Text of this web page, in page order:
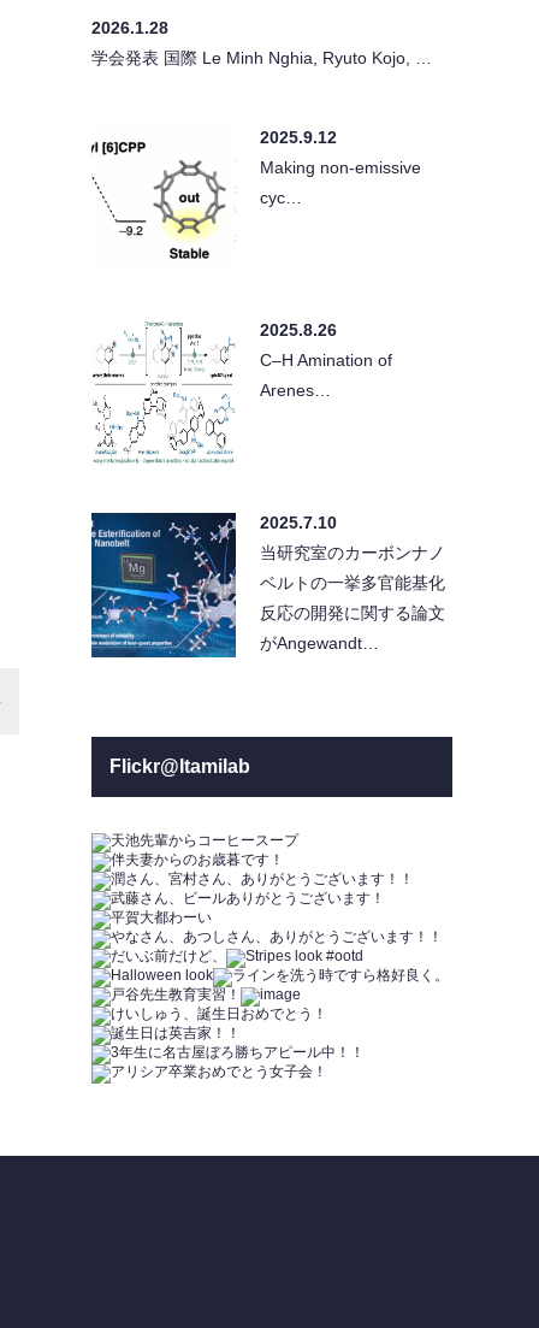
2026.1.28
学会発表 国際 Le Minh Nghia, Ryuto Kojo, …
2025.9.12
Making non-emissive
cyc…
2025.8.26
C–H Amination of
Arenes…
2025.7.10
当研究室のカーボンナノ
ベルトの一挙多官能基化
反応の開発に関する論文
がAngewandt…
Flickr@Itamilab